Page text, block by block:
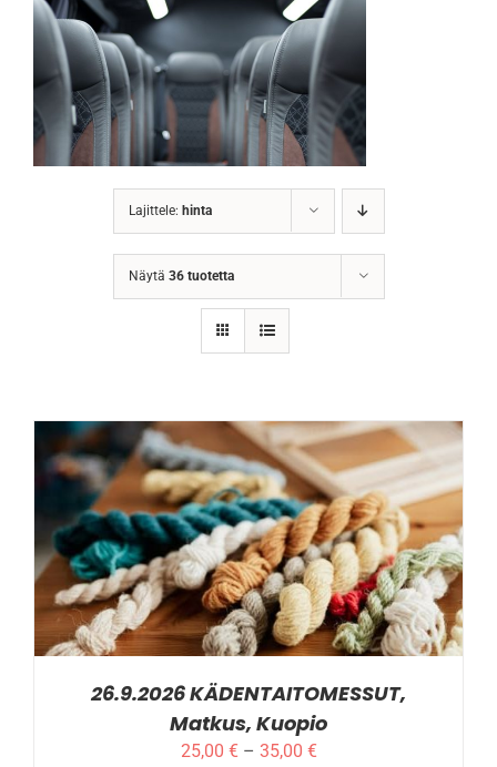
Lajittele: hinta
Näytä 36 tuotetta
ILMOITTAUDU MUKAAN TÄLLÄ
TUOTTEELLA
ON
USEAMPI
MUUNNELMA.
VOIT
VALINNAT
SIVULLA.
/ LISÄTIEDOT
26.9.2026 KÄDENTAITOMESSUT,
Matkus, Kuopio
25,00 € – 35,00 €Hintaluokka: